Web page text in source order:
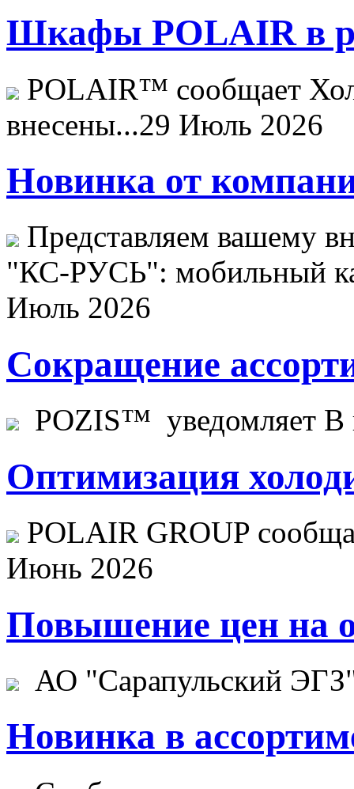
Шкафы POLAIR в
POLAIR™ сообщает
внесены...29 Июль 2026
Новинка от
Представляем вашему
"КС-РУСЬ": мобильный
Июль 2026
Сокращение
POZIS™ уведомляет В
Оптимизация
POLAIR GROUP
Июнь 2026
Повышение цен на
АО "Сарапульский
Новинка в